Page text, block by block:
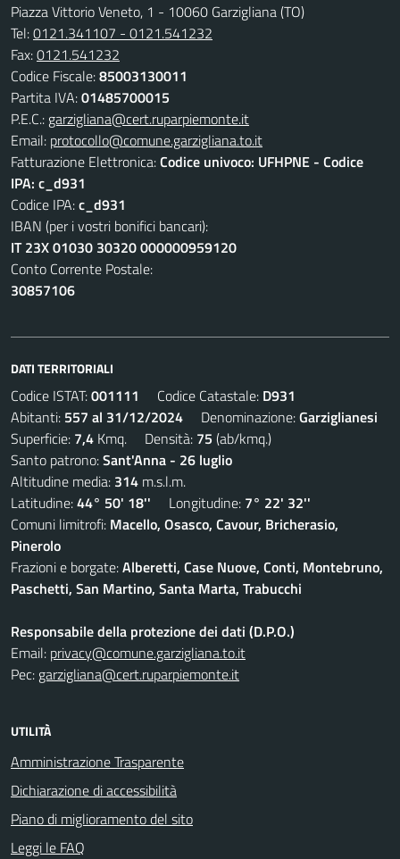
Piazza Vittorio Veneto, 1 - 10060 Garzigliana (TO)
Tel:0121.341107 - 0121.541232
Fax:0121.541232
Codice Fiscale:85003130011
Partita IVA:01485700015
P.E.C.: garzigliana@cert.ruparpiemonte.it
Email: protocollo@comune.garzigliana.to.it
Fatturazione Elettronica:Codice univoco: UFHPNE - Codice
IPA: c_d931
Codice IPA:c_d931
IBAN (per i vostri bonifici bancari):
IT 23X 01030 30320 000000959120
Conto Corrente Postale:
30857106
DATI TERRITORIALI
Codice ISTAT:001111 Codice Catastale: D931
Abitanti: 557 al 31/12/2024 Denominazione:Garziglianesi
Superficie: 7,4 Kmq. Densità: 75 (ab/kmq.)
Santo patrono:Sant'Anna - 26 luglio
Altitudine media: 314 m.s.l.m.
Latitudine:44° 50' 18'' Longitudine: 7° 22' 32''
Comuni limitrofi: Macello, Osasco, Cavour, Bricherasio,
Pinerolo
Frazioni e borgate:Alberetti, Case Nuove, Conti, Montebruno,
Paschetti, San Martino, Santa Marta, Trabucchi
Responsabile della protezione dei dati (D.P.O.)
Email: privacy@comune.garzigliana.to.it
Pec: garzigliana@cert.ruparpiemonte.it
UTILITÀ
Amministrazione Trasparente
Dichiarazione di accessibilità
Piano di miglioramento del sito
Leggi le FAQ